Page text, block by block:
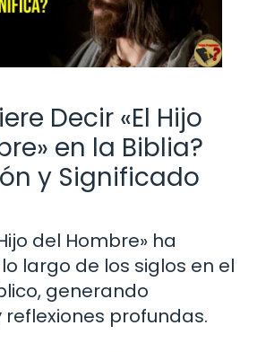
Decir «El Hijo
en la Biblia?
y Significado
del Hombre» ha
largo de los siglos en el
generando
profundas.